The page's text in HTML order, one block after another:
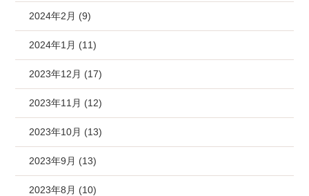
2024年2月 (9)
2024年1月 (11)
2023年12月 (17)
2023年11月 (12)
2023年10月 (13)
2023年9月 (13)
2023年8月 (10)